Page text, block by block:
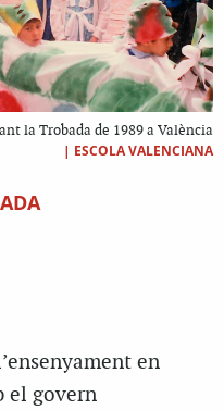
la Trobada de 1989 a València
| ESCOLA VALENCIANA
en
el govern